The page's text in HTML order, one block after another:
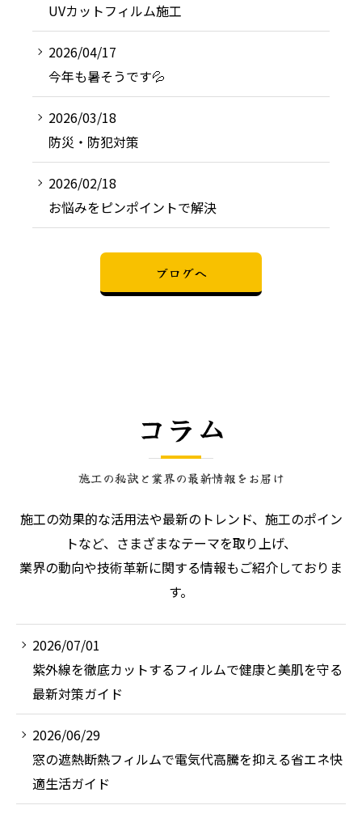
UVカットフィルム施工
2026/04/17
今年も暑そうです💦
2026/03/18
防災・防犯対策
2026/02/18
お悩みをピンポイントで解決
ブログへ
施工の秘訣と業界の最新情報をお届け
コラム
施工の効果的な活用法や最新のトレンド、施工のポイン
トなど、さまざまなテーマを取り上げ、
業界の動向や技術革新に関する情報もご紹介しておりま
す。
2026/07/01
紫外線を徹底カットするフィルムで健康と美肌を守る
最新対策ガイド
2026/06/29
窓の遮熱断熱フィルムで電気代高騰を抑える省エネ快
適生活ガイド